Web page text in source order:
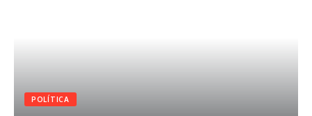
POLÍTICA